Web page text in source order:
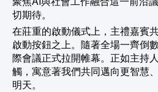
切期待。
在莊重的啟動儀式上，主禮嘉賓
啟動按鈕之上。隨著全場一齊倒
際會議正式拉開帷幕。正如主持
觸，寓意著我們共同邁向更智慧
明天。